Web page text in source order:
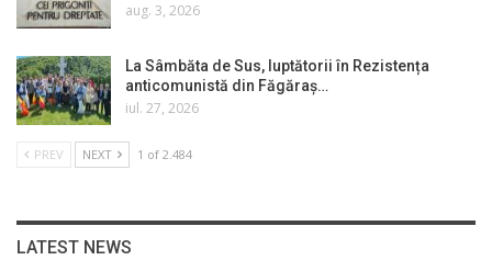
aug. 3, 2026
La Sâmbăta de Sus, luptătorii în Rezistența
anticomunistă din Făgăraș…
iul. 27, 2026
PREV NEXT 1 of 2.484
LATEST NEWS